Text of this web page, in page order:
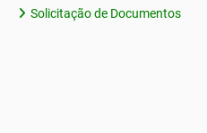
Solicitação de Documentos